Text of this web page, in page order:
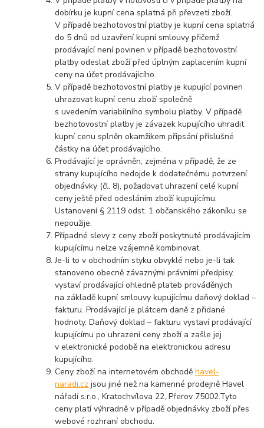
dobírku je kupní cena splatná při převzetí zboží.
V případě bezhotovostní platby je kupní cena splatná
do 5 dnů od uzavření kupní smlouvy přičemž
prodávající není povinen v případě bezhotovostní
platby odeslat zboží před úplným zaplacením kupní
ceny na účet prodávajícího.
V případě bezhotovostní platby je kupující povinen
uhrazovat kupní cenu zboží společně
s uvedením variabilního symbolu platby. V případě
bezhotovostní platby je závazek kupujícího uhradit
kupní cenu splněn okamžikem připsání příslušné
částky na účet prodávajícího.
Prodávající je oprávněn, zejména v případě, že ze
strany kupujícího nedojde k dodatečnému potvrzení
objednávky (čl. 8), požadovat uhrazení celé kupní
ceny ještě před odesláním zboží kupujícímu.
Ustanovení § 2119 odst. 1 občanského zákoníku se
nepoužije.
Případné slevy z ceny zboží poskytnuté prodávajícím
kupujícímu nelze vzájemně kombinovat.
Je-li to v obchodním styku obvyklé nebo je-li tak
stanoveno obecně závaznými právními předpisy,
vystaví prodávající ohledně plateb prováděných
na základě kupní smlouvy kupujícímu daňový doklad –
fakturu. Prodávající je plátcem daně z přidané
hodnoty. Daňový doklad – fakturu vystaví prodávající
kupujícímu po uhrazení ceny zboží a zašle jej
v elektronické podobě na elektronickou adresu
kupujícího.
Ceny zboží na internetovém obchoděhavel-
naradi.cz jsou jiné než na kamenné prodejně Havel
nářadí s.r.o., Kratochvílova 22, Přerov 75002.Tyto
ceny platí výhradně v případě objednávky zboží přes
webové rozhraní obchodu.